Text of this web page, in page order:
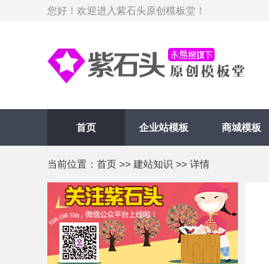
您好！欢迎进入紫石头原创模板堂！
首页 企业站模板 商城模板
当前位置： 首页 >> 建站知识 >> 详情